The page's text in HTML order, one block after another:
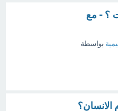
؟ - مع
بواسطة